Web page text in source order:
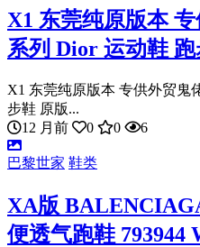
X1 东莞纯原版本
系列 Dior 运动鞋
X1 东莞纯原版本 专供外贸鬼
步鞋 原版...
12 月前
0 0 6
巴黎世家 鞋类
XA版
便透气跑鞋 793944